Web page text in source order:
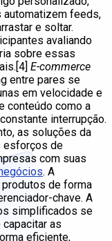
automatizem feeds,
e soltar.
avaliando
sobre essas
E-commerce
entre pares se
em velocidade e
conteúdo como a
interrupção.
as soluções da
esforços de
com suas
. A
de forma
chave. A
simplificados se
as
eficiente,